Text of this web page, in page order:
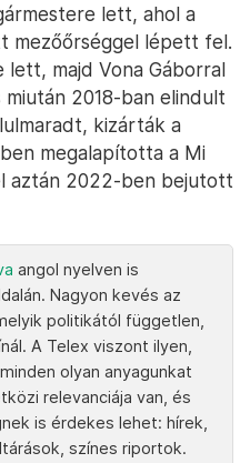
lett, ahol a
mezőőrséggel lépett fel.
majd Vona Gáborral
2018-ban elindult
kizárták a
megalapította a Mi
aztán 2022-ben bejutott
angol nyelven is
Nagyon kevés az
politikától független,
A Telex viszont ilyen,
olyan anyagunkat
relevanciája van, és
is érdekes lehet: hírek,
színes riportok.